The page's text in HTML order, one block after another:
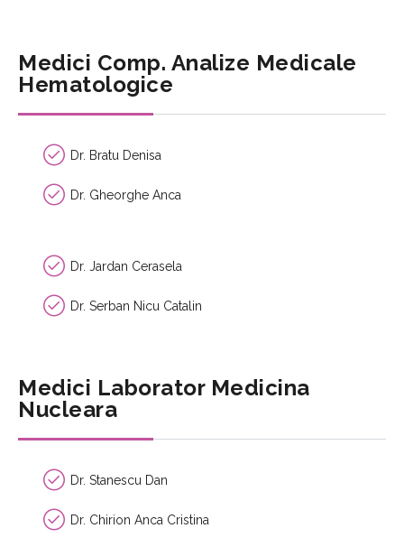
Medici Comp. Analize Medicale
Hematologice
Dr. Bratu Denisa
Dr. Gheorghe Anca
Dr. Jardan Cerasela
Dr. Serban Nicu Catalin
Medici Laborator Medicina
Nucleara
Dr. Stanescu Dan
Dr. Chirion Anca Cristina